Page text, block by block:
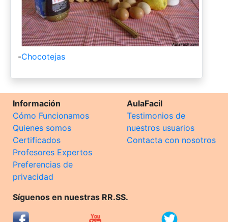
-Chocotejas
Información
Cómo Funcionamos
Quienes somos
Certificados
Profesores Expertos
Preferencias de
privacidad
AulaFacil
Testimonios de
nuestros usuarios
Contacta con nosotros
Síguenos en nuestras RR.SS.